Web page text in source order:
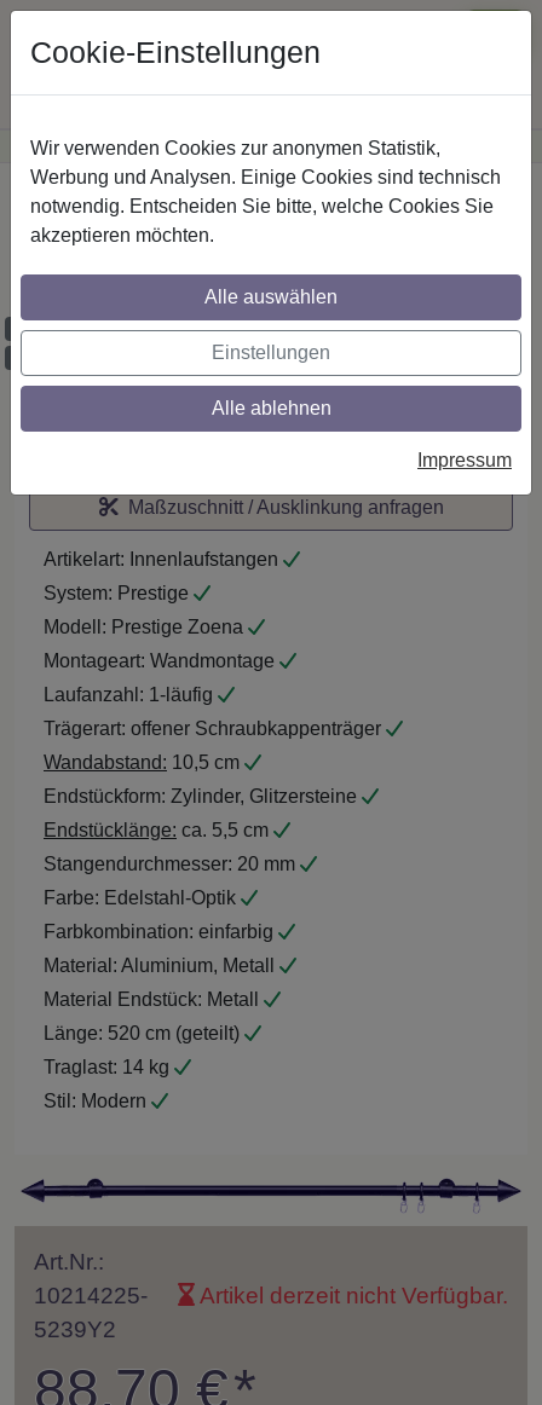
Günstige Versandkosteninnerhalb Österreichs· Sichere Zahlung
Startseite
IL-Stilg. 20 mm 1-lfg. Prestige Zoena 520
cm Edelst.-O.
Maßzuschnitt möglich
Maßzuschnitt / Ausklinkung anfragen
Artikelart: Innenlaufstangen
System: Prestige
Modell: Prestige Zoena
Montageart: Wandmontage
Laufanzahl: 1-läufig
Trägerart: offener Schraubkappenträger
Wandabstand: 10,5 cm
Endstückform: Zylinder, Glitzersteine
Endstücklänge: ca. 5,5 cm
Stangendurchmesser: 20 mm
Farbe: Edelstahl-Optik
Farbkombination: einfarbig
Material: Aluminium, Metall
Material Endstück: Metall
Länge: 520 cm (geteilt)
Traglast: 14 kg
Stil: Modern
Art.Nr.:
10214225-
5239Y2
Artikel derzeit nicht Verfügbar.
88,70 €*
Cookie-Einstellungen
Wir verwenden Cookies zur anonymen Statistik,
Werbung und Analysen. Einige Cookies sind technisch
notwendig. Entscheiden Sie bitte, welche Cookies Sie
akzeptieren möchten.
Alle auswählen
Einstellungen
Alle ablehnen
Impressum